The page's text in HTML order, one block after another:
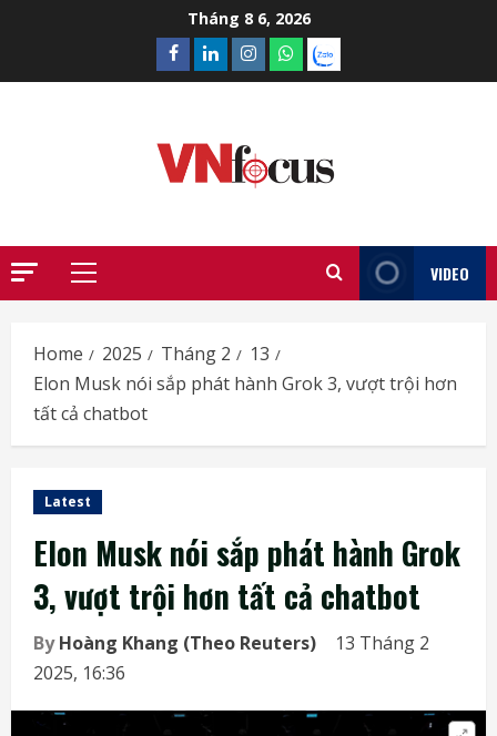
Tháng 8 6, 2026
Facebook
LinkedinInstagram
What’sapp
Zalo
Primary
VIDEO
Home 2025 Tháng 2
13
Elon Musk nói sắp phát hành Grok 3, vượt trội hơn
tất cả chatbot
Latest
Elon Musk nói sắp phát hành Grok
3, vượt trội hơn tất cả chatbot
ByHoàng Khang (Theo Reuters)
13 Tháng 2
2025, 16:36